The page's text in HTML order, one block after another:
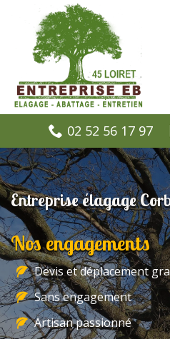
02 52 56 17 97
Entreprise élagage
Nos engagements
Devis et déplacement
Sans engagement
Artisan passionné